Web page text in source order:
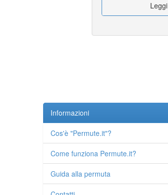
Leggi
Informazioni
Cos'è "Permute.it"?
Come funziona Permute.it?
Guida alla permuta